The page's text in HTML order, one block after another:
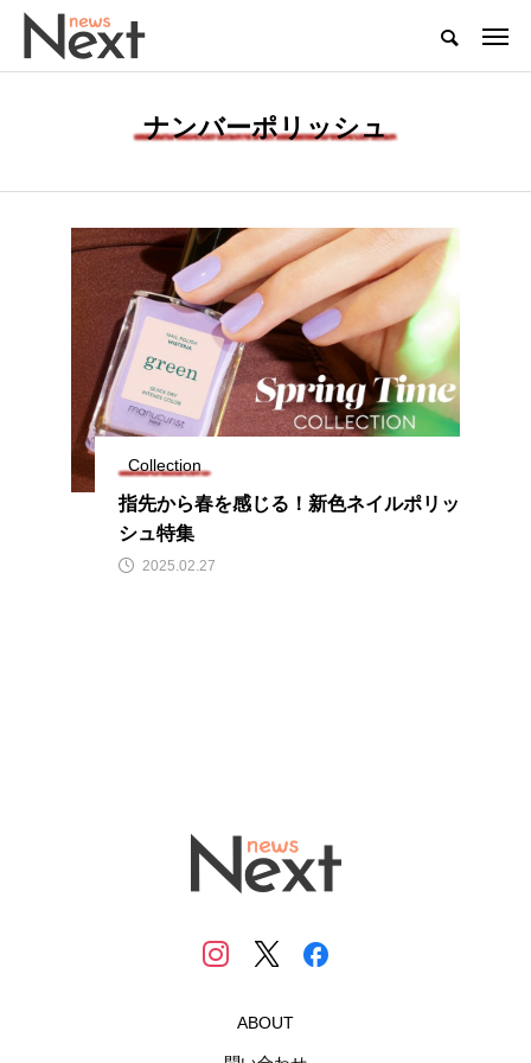
ナンバーポリッシュ
Collection
指先から春を感じる！新色ネイルポリッ
シュ特集
2025.02.27
ABOUT